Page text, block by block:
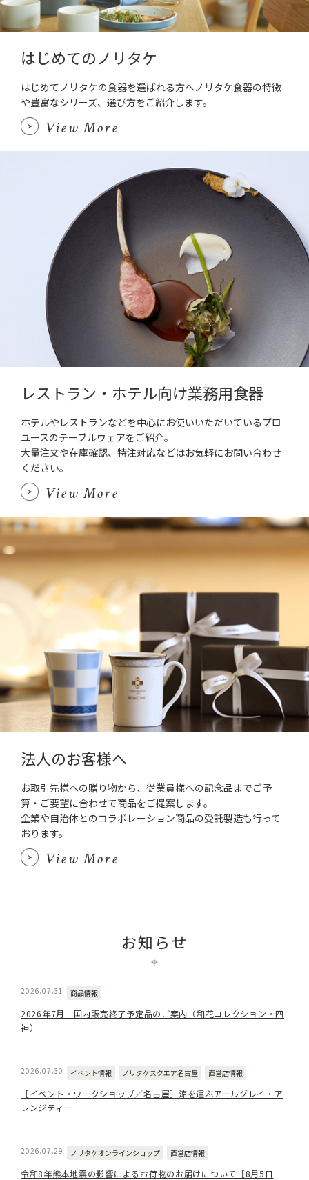
はじめてのノリタケ
はじめてノリタケの食器を選ばれる方へノリタケ食器の特徴
や豊富なシリーズ、選び方をご紹介します。
View More
レストラン・ホテル向け業務用食器
ホテルやレストランなどを中心にお使いいただいているプロ
ユースのテーブルウェアをご紹介。
大量注文や在庫確認、特注対応などはお気軽にお問い合わせ
ください。
View More
法人のお客様へ
お取引先様への贈り物から、従業員様への記念品までご予
算・ご要望に合わせて商品をご提案します。
企業や自治体とのコラボレーション商品の受託製造も行って
おります。
View More
お知らせ
2026.07.31 商品情報
2026年7月 国内販売終了予定品のご案内（和花コレクション・四
神）
2026.07.30 イベント情報 ノリタケスクエア名古屋 直営店情報
［イベント・ワークショップ／名古屋］涼を運ぶアールグレイ・ア
レンジティー
2026.07.29 ノリタケオンラインショップ 直営店情報
令和8年熊本地震の影響によるお荷物のお届けについて［8月5日